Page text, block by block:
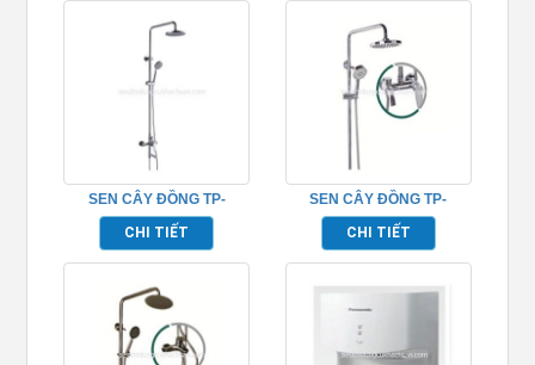
SEN CÂY ĐỒNG TP-
652016
CHI TIẾT
SEN CÂY ĐỒNG TP-
652001
CHI TIẾT